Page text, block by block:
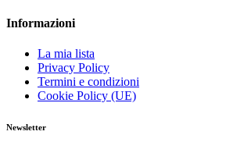
Informazioni
La mia lista
Privacy Policy
Termini e condizioni
Cookie Policy (UE)
Newsletter